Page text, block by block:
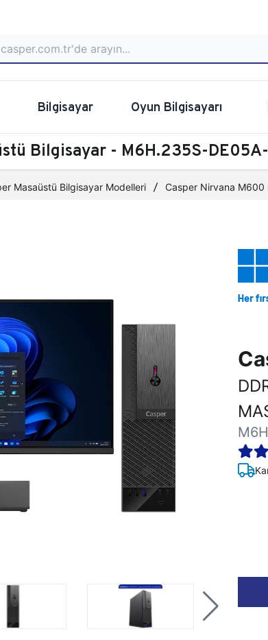
Bilgisayar Oyun Bilgisayarı
Bilgisayar - M6H.235S-
Masaüstü Bilgisayar Modelleri Casper Nirvana M600